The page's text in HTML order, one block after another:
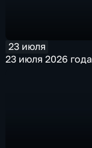
23 июля
23 июля 2026 года